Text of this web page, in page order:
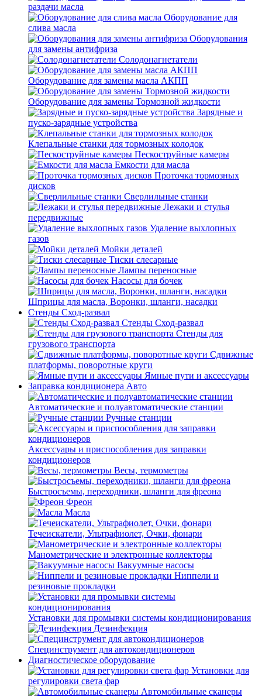
раздачи масла
Оборудование для
слива масла
Оборудования
для замены антифриза
Солодонагнетатели
Оборудование для замены масла АКПП
Оборудование для замены Тормозной жидкости
Зарядные и
пуско-зарядные устройства
Клепальные станки для тормозных колодок
Пескоструйные камеры
Емкости для масла
Проточка тормозных
дисков
Сверлильные станки
Лежаки и стулья
передвижные
Удаление выхлопных
газов
Мойки деталей
Тиски слесарные
Лампы переносные
Насосы для бочек
Шприцы для масла, Воронки, шланги, насадки
Стенды Сход-развал
Стенды Сход-развал
Стенды для
грузового транспорта
Сдвижные
платформы, поворотные круги
Ямные пути и аксессуары
Заправка кондиционера Авто
Автоматические и полуавтоматические станции
Ручные станции
Аксессуары и приспособления для заправки
кондиционеров
Весы, термометры
Быстросъемы, переходники, шланги для фреона
Фреон
Масла
Течеискатели, Ультрафиолет, Очки, фонари
Манометрические и электронные коллекторы
Вакуумные насосы
Ниппели и
резиновые прокладки
Установки для промывки системы кондиционирования
Дезинфекция
Специнструмент для автокондиционеров
Диагностическое оборудование
Установки для
регулировки света фар
Автомобильные сканеры